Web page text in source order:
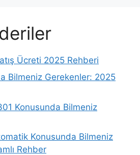
Ücreti 2025 Rehberi
Bilmeniz Gerekenler: 2025
Konusunda Bilmeniz
Konusunda Bilmeniz
Rehber